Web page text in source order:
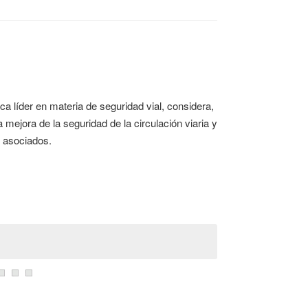
líder en materia de seguridad vial, considera,
de la seguridad de la circulación viaria y